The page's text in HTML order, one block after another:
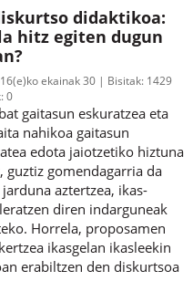
didaktikoa:
hitz egiten dugun
ekainak 30 Bisitak: 1429
0
gaitasun eskuratzea eta
nahikoa gaitasun
edota jaiotzetiko hiztuna
guztiz gomendagarria da
aztertzea, ikas-
diren indarguneak
Horrela, proposamen
ikasgelan ikasleekin
erabiltzen den diskurtsoa